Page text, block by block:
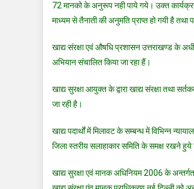
72 मानको के अनुरूप नही पाये गये। उक्त
माध्यम से तैनाती की अनुमति प्राप्त हो गयी है तथा
खाद्य संरक्षा एवं औषधि प्रशासन उत्तराखण्ड के
अभियान संचालित किया जा रहा हैं।
खाद्य सुरक्षा आयुक्त के द्वारा खाद्य संरक्षा तथा
जा रही है।
खाद्य पदार्थों में मिलावट के सम्बन्ध में विभिन्न
जिला स्तरीय सलाहाकार समिति के समक्ष रखने हुये
खाद्य सुरक्षा एवं मानक अधिनियम 2006 के